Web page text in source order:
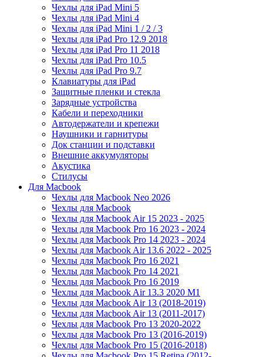
Чехлы для iPad Mini 5
Чехлы для iPad Mini 4
Чехлы для iPad Mini 1 / 2 / 3
Чехлы для iPad Pro 12.9 2018
Чехлы для iPad Pro 11 2018
Чехлы для iPad Pro 10.5
Чехлы для iPad Pro 9.7
Клавиатуры для iPad
Защитные пленки и стекла
Зарядные устройства
Кабели и переходники
Автодержатели и крепежи
Наушники и гарнитуры
Док станции и подставки
Внешние аккумуляторы
Акустика
Стилусы
Для Macbook
Чехлы для Macbook Neo 2026
Чехлы для Macbook
Чехлы для Macbook Air 15 2023 - 2025
Чехлы для Macbook Pro 16 2023 - 2024
Чехлы для Macbook Pro 14 2023 - 2024
Чехлы для Macbook Air 13.6 2022 - 2025
Чехлы для Macbook Pro 16 2021
Чехлы для Macbook Pro 14 2021
Чехлы для Macbook Pro 16 2019
Чехлы для Macbook Air 13.3 2020 M1
Чехлы для Macbook Air 13 (2018-2019)
Чехлы для Macbook Air 13 (2011-2017)
Чехлы для Macbook Pro 13 2020-2022
Чехлы для Macbook Pro 13 (2016-2019)
Чехлы для Macbook Pro 15 (2016-2018)